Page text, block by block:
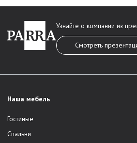
Наша мебель
Гостиные
Спальни
Узнайте о компании из
Смотреть